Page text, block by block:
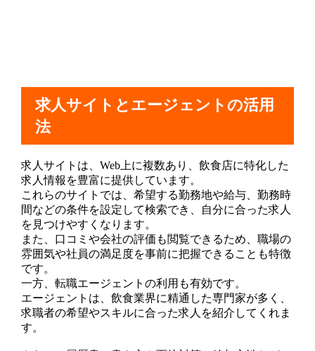
求人サイトとエージェントの活用
法
求人サイトは、Web上に複数あり、飲食店に特化した
求人情報を豊富に提供しています。
これらのサイトでは、希望する勤務地や給与、勤務時
間などの条件を設定して検索でき、自分に合った求人
を見つけやすくなります。
また、口コミや会社の評価も閲覧できるため、職場の
雰囲気や社員の満足度を事前に把握できることも特徴
です。
一方、転職エージェントの利用も有効です。
エージェントは、飲食業界に精通した専門家が多く、
求職者の希望やスキルに合った求人を紹介してくれま
す。